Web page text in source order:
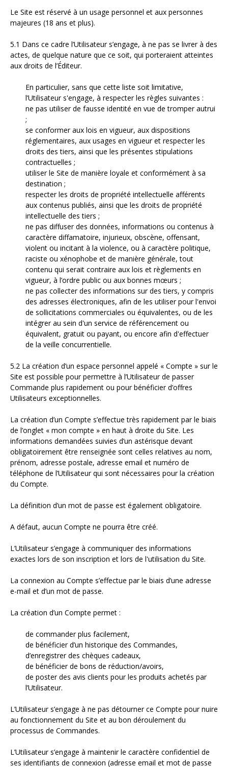
Le Site est réservé à un usage personnel et aux personnes
majeures (18 ans et plus).
5.1 Dans ce cadre l’Utilisateur s’engage, à ne pas se livrer à des
actes, de quelque nature que ce soit, qui porteraient atteintes
aux droits de l’Éditeur.
En particulier, sans que cette liste soit limitative,
l’Utilisateur s'engage, à respecter les règles suivantes :
ne pas utiliser de fausse identité en vue de tromper autrui
;
se conformer aux lois en vigueur, aux dispositions
réglementaires, aux usages en vigueur et respecter les
droits des tiers, ainsi que les présentes stipulations
contractuelles ;
utiliser le Site de manière loyale et conformément à sa
destination ;
respecter les droits de propriété intellectuelle afférents
aux contenus publiés, ainsi que les droits de propriété
intellectuelle des tiers ;
ne pas diffuser des données, informations ou contenus à
caractère diffamatoire, injurieux, obscène, offensant,
violent ou incitant à la violence, ou à caractère politique,
raciste ou xénophobe et de manière générale, tout
contenu qui serait contraire aux lois et règlements en
vigueur, à l’ordre public ou aux bonnes mœurs ;
ne pas collecter des informations sur des tiers, y compris
des adresses électroniques, afin de les utiliser pour l'envoi
de sollicitations commerciales ou équivalentes, ou de les
intégrer au sein d'un service de référencement ou
équivalent, gratuit ou payant, ou encore afin d'effectuer
de la veille concurrentielle.
5.2 La création d’un espace personnel appelé « Compte » sur le
Site est possible pour permettre à l’Utilisateur de passer
Commande plus rapidement ou pour bénéficier d’offres
Utilisateurs exceptionnelles.
La création d’un Compte s’effectue très rapidement par le biais
de l’onglet « mon compte » en haut à droite du Site. Les
informations demandées suivies d’un astérisque devant
obligatoirement être renseignée sont celles relatives au nom,
prénom, adresse postale, adresse email et numéro de
téléphone de l’Utilisateur qui sont nécessaires pour la création
du Compte.
La définition d’un mot de passe est également obligatoire.
A défaut, aucun Compte ne pourra être créé.
L’Utilisateur s’engage à communiquer des informations
exactes lors de son inscription et lors de l'utilisation du Site.
La connexion au Compte s’effectue par le biais d’une adresse
e-mail et d’un mot de passe.
La création d’un Compte permet :
de commander plus facilement,
de bénéficier d’un historique des Commandes,
d’enregistrer des chèques cadeaux,
de bénéficier de bons de réduction/avoirs,
de poster des avis clients pour les produits achetés par
l’Utilisateur.
L’Utilisateur s’engage à ne pas détourner ce Compte pour nuire
au fonctionnement du Site et au bon déroulement du
processus de Commandes.
L’Utilisateur s’engage à maintenir le caractère confidentiel de
ses identifiants de connexion (adresse email et mot de passe